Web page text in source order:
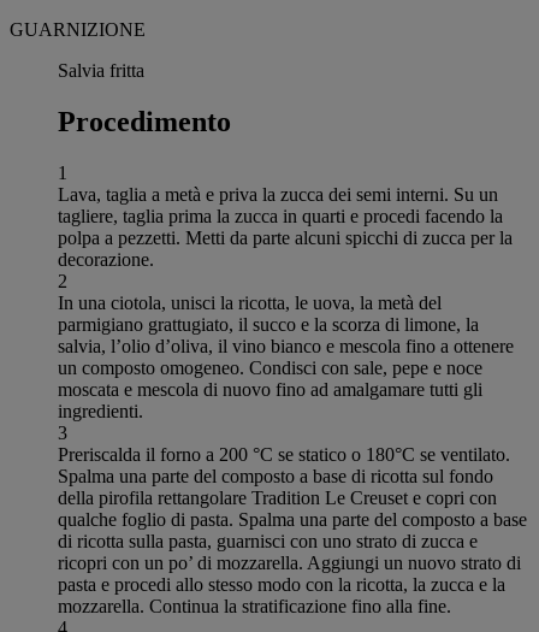
GUARNIZIONE
Salvia fritta
Procedimento
1
Lava, taglia a metà e priva la zucca dei semi interni. Su un
tagliere, taglia prima la zucca in quarti e procedi facendo la
polpa a pezzetti. Metti da parte alcuni spicchi di zucca per la
decorazione.
2
In una ciotola, unisci la ricotta, le uova, la metà del
parmigiano grattugiato, il succo e la scorza di limone, la
salvia, l’olio d’oliva, il vino bianco e mescola fino a ottenere
un composto omogeneo. Condisci con sale, pepe e noce
moscata e mescola di nuovo fino ad amalgamare tutti gli
ingredienti.
3
Preriscalda il forno a 200 °C se statico o 180°C se ventilato.
Spalma una parte del composto a base di ricotta sul fondo
della pirofila rettangolare Tradition Le Creuset e copri con
qualche foglio di pasta. Spalma una parte del composto a base
di ricotta sulla pasta, guarnisci con uno strato di zucca e
ricopri con un po’ di mozzarella. Aggiungi un nuovo strato di
pasta e procedi allo stesso modo con la ricotta, la zucca e la
mozzarella. Continua la stratificazione fino alla fine.
4